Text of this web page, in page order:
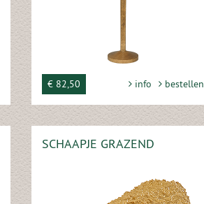
€ 82,50 info bestellen
SCHAAPJE GRAZEND